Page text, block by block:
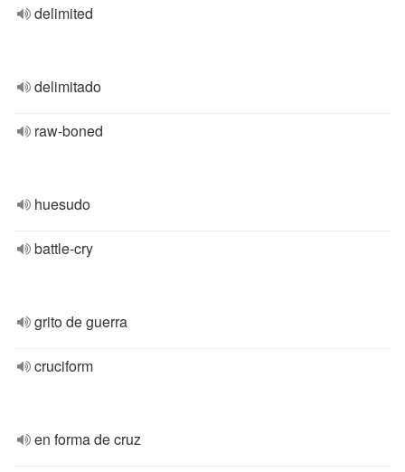
delimited
delimitado
raw-boned
huesudo
battle-cry
grito de guerra
cruciform
en forma de cruz